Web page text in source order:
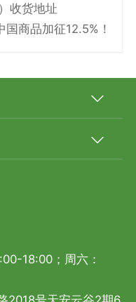
收货地址
商品加征12.5%！
18:00；周六：